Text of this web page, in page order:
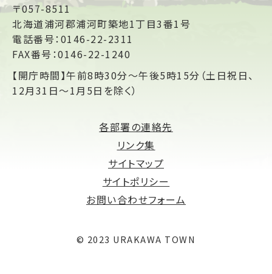
〒057-8511
北海道浦河郡浦河町築地1丁目3番1号
電話番号：0146-22-2311
FAX番号：0146-22-1240
【開庁時間】午前8時30分～午後5時15分（土日祝日、
12月31日～1月5日を除く）
各部署の連絡先
リンク集
サイトマップ
サイトポリシー
お問い合わせフォーム
© 2023 URAKAWA TOWN